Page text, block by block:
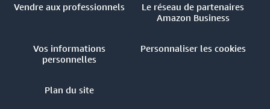
Vendre aux professionnels
Le réseau de partenaires
Amazon Business
Vos informations
personnelles
Personnaliser les cookies
Plan du site